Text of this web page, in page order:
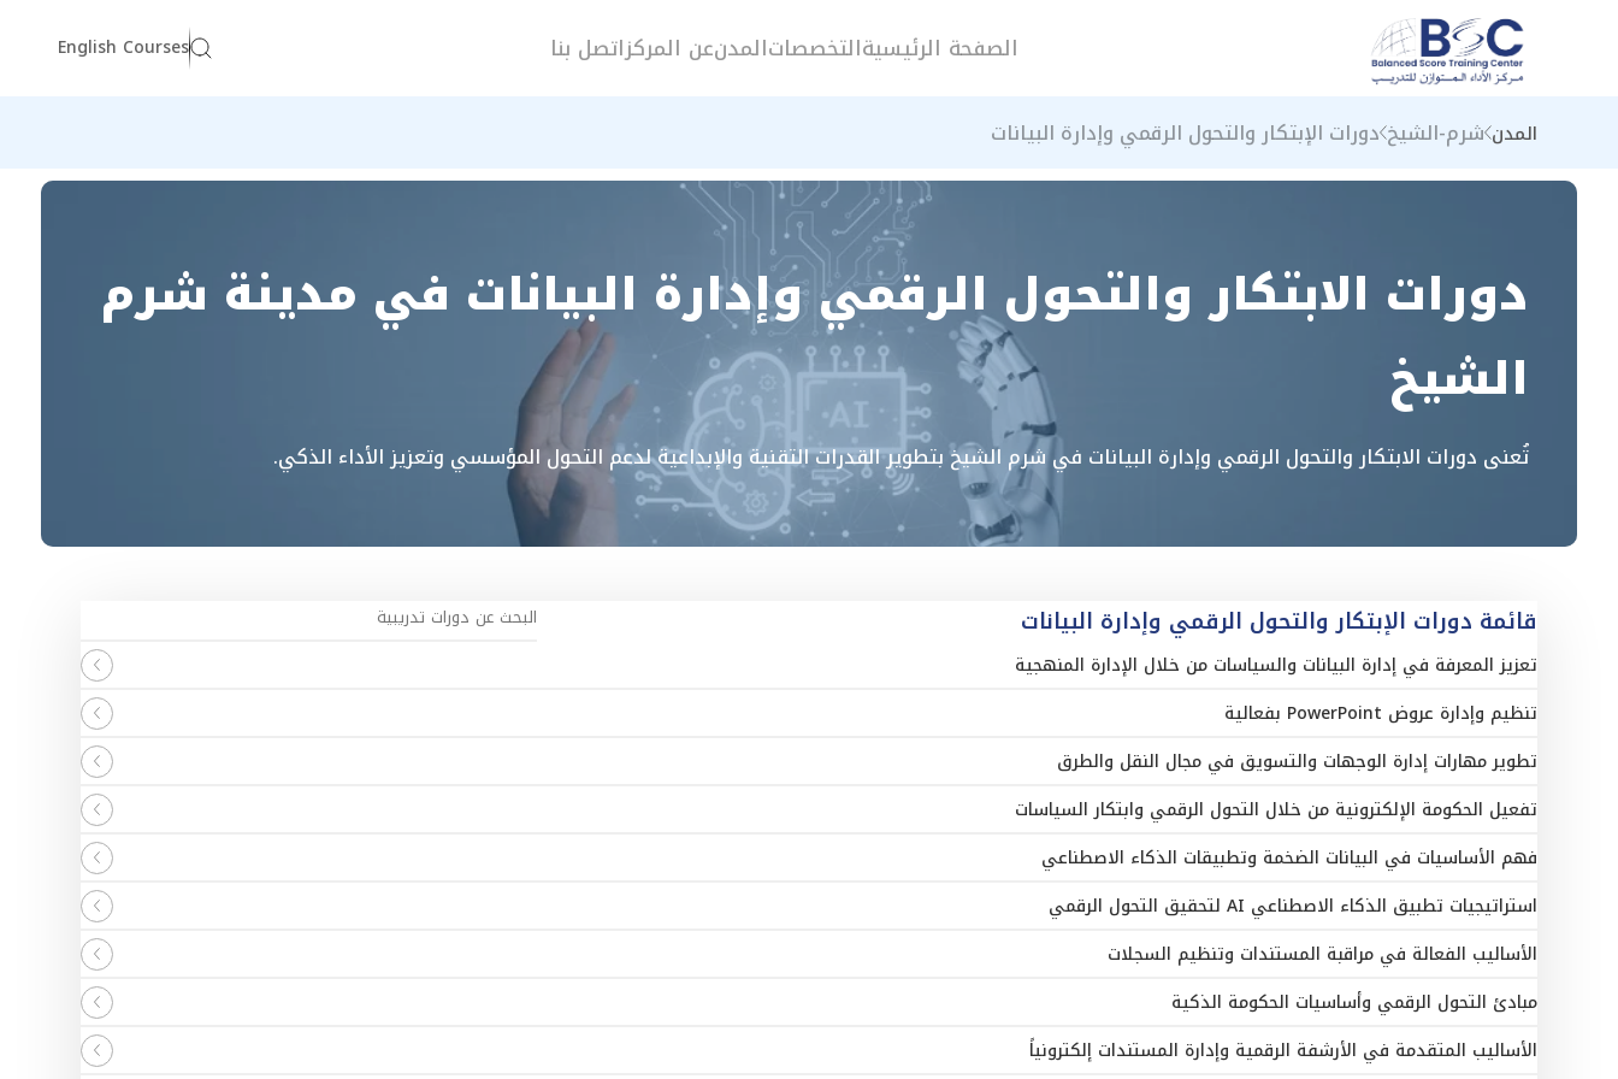
الصفحة الرئيسيةالتخصصاتالمدنعن المركزاتصل بنا English Courses
المدن شرم-الشيخ دورات الإبتكار والتحول الرقمي وإدارة البيانات
دورات الابتكار والتحول الرقمي وإدارة البيانات في مدينة شرم
الشيخ
تُعنى دورات الابتكار والتحول الرقمي وإدارة البيانات في شرم الشيخ بتطوير القدرات التقنية والإبداعية لدعم التحول المؤسسي وتعزيز الأداء الذكي.
قائمة دورات الإبتكار والتحول الرقمي وإدارة البيانات
تعزيز المعرفة في إدارة البيانات والسياسات من خلال الإدارة المنهجية
تنظيم وإدارة عروض PowerPoint بفعالية
تطوير مهارات إدارة الوجهات والتسويق في مجال النقل والطرق
تفعيل الحكومة الإلكترونية من خلال التحول الرقمي وابتكار السياسات
فهم الأساسيات في البيانات الضخمة وتطبيقات الذكاء الاصطناعي
استراتيجيات تطبيق الذكاء الاصطناعي AI لتحقيق التحول الرقمي
الأساليب الفعالة في مراقبة المستندات وتنظيم السجلات
مبادئ التحول الرقمي وأساسيات الحكومة الذكية
الأساليب المتقدمة في الأرشفة الرقمية وإدارة المستندات إلكترونياً